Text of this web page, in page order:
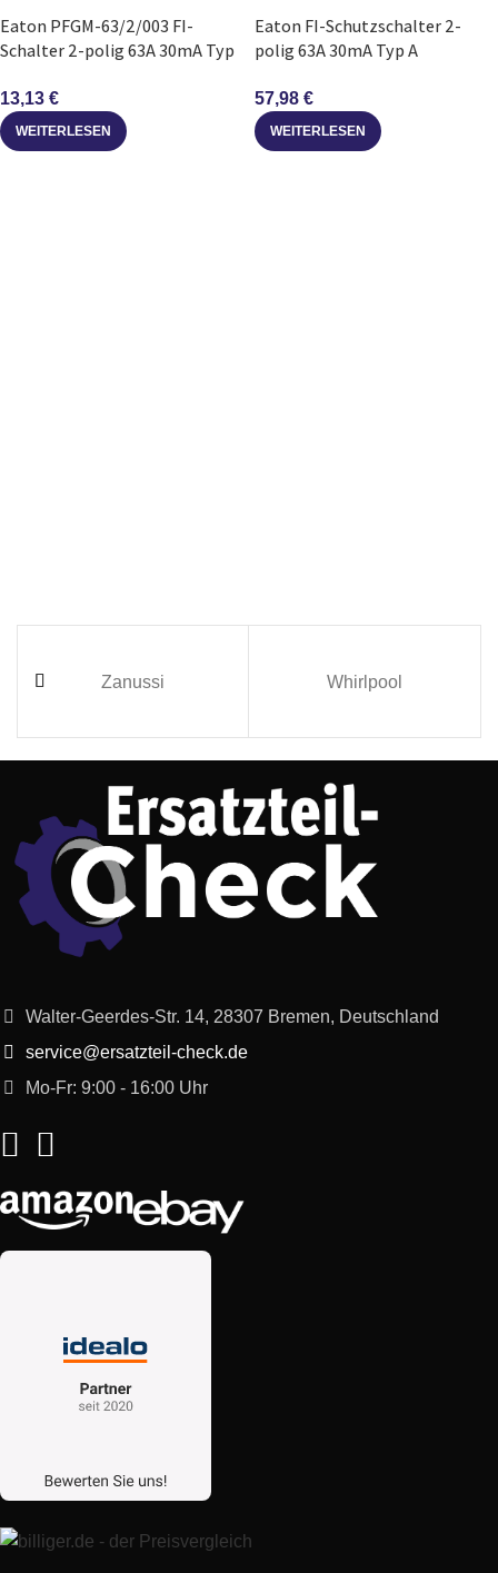
Eaton PFGM-63/2/003 FI-
Schalter 2-polig 63A 30mA Typ
13,13 €
WEITERLESEN
Eaton FI-Schutzschalter 2-
polig 63A 30mA Typ A
57,98 €
WEITERLESEN
Zanussi Whirlpool
Walter-Geerdes-Str. 14, 28307 Bremen, Deutschland
service@ersatzteil-check.de
Mo-Fr: 9:00 - 16:00 Uhr